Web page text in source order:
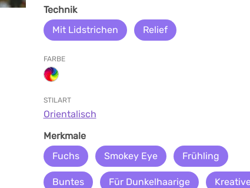
Technik
Mit Lidstrichen
Relief
FARBE
STILART
Orientalisch
Merkmale
Fuchs
Smokey Eye Frühling
Buntes Für Dunkelhaarige